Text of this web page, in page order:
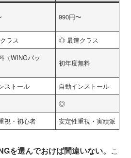
990円〜
ラス ◎ 最速クラス
（WINGパッ
初年度無料
ストール
自動インストール
◎
視・初心者 安定性重視・実績派
を選んでおけば間違いない。 こ